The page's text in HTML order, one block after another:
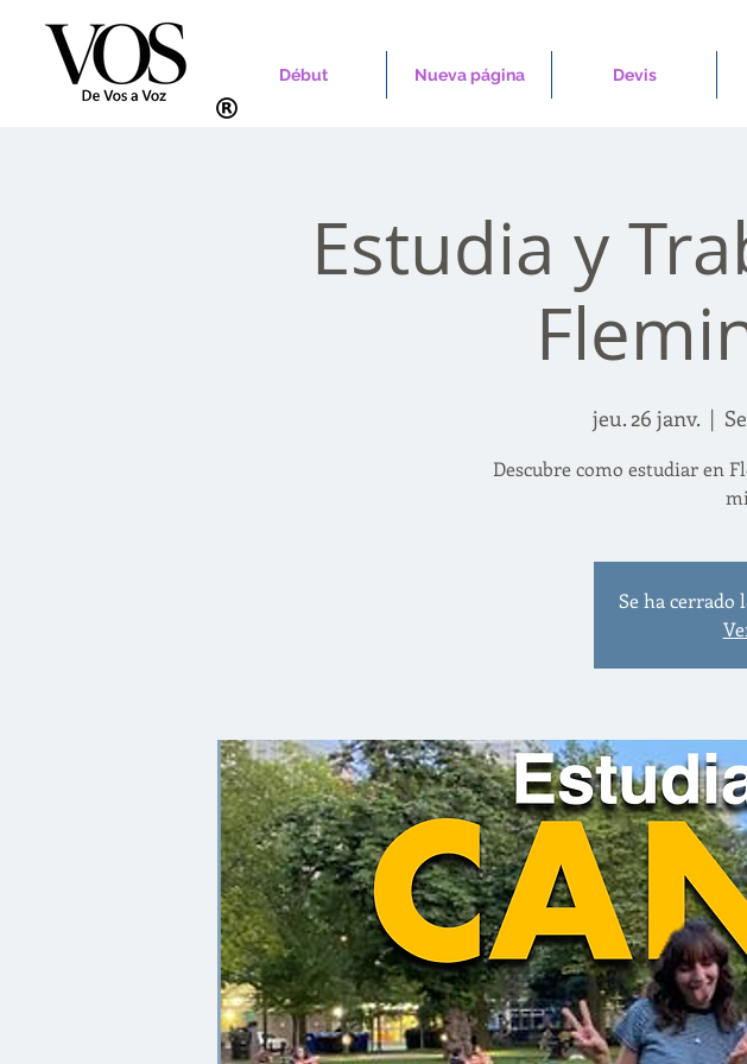
Début Nueva página Devis
Estudia y
jeu. 26 janv.
  |
Descubre como estudiar en
Se ha cerrado